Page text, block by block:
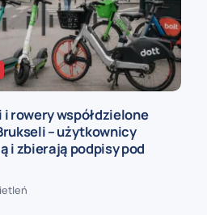
i rowery współdzielone
– użytkownicy
i zbierają podpisy pod